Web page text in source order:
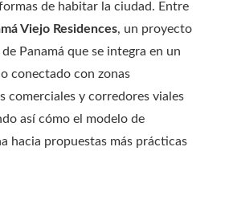
de habitar la ciudad. Entre
Viejo Residences, un proyecto
Panamá que se integra en un
conectado con zonas
comerciales y corredores viales
así cómo el modelo de
hacia propuestas más prácticas